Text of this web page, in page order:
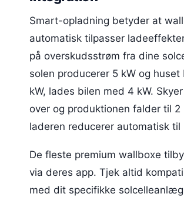
Smart-opladning betyder at
automatisk tilpasser
på overskudsstrøm fra dine
solen producerer 5 kW og huset
kW, lades bilen med 4 kW.
over og produktionen falder til
laderen reducerer automatisk til
De fleste premium wallboxe
via deres app. Tjek altid
med dit specifikke